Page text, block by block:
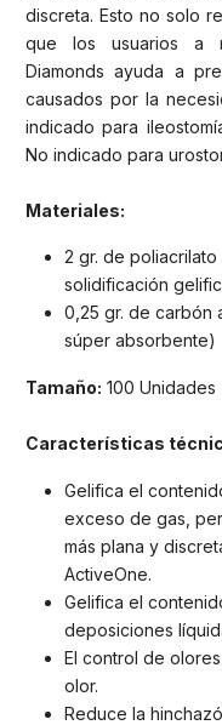
discreta. Esto no solo
que los usuarios a
Diamonds ayuda a
causados por la
indicado para
No indicado para
Materiales:
2 gr. de
solidificación
0,25 gr. de carbón
súper absorbente)
Tamaño: 100 Unidades
Características
Gelifica el
exceso de gas,
más plana y
ActiveOne.
Gelifica el
deposiciones
El control de
olor.
Reduce la